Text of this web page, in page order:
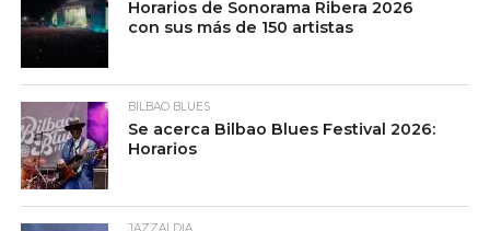
Horarios de Sonorama Ribera 2026
con sus más de 150 artistas
BILBAO BLUES
Se acerca Bilbao Blues Festival 2026:
Horarios